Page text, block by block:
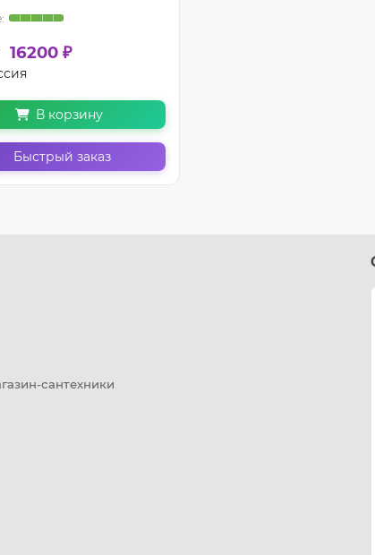
16200 ₽
В корзину
Быстрый заказ
сантехники